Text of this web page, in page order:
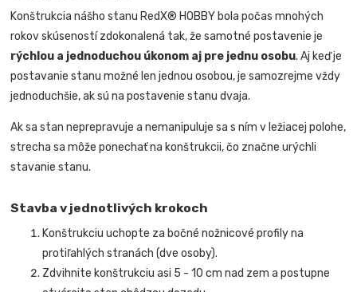
Konštrukcia nášho stanu RedX® HOBBY bola počas mnohých
rokov skúseností zdokonalená tak, že samotné postavenie je
rýchlou a jednoduchou úkonom aj pre jednu osobu. Aj keď je
postavanie stanu možné len jednou osobou, je samozrejme vždy
jednoduchšie, ak sú na postavenie stanu dvaja.
Ak sa stan neprepravuje a nemanipuluje sa s ním v ležiacej polohe,
strecha sa môže ponechať na konštrukcii, čo značne urýchli
stavanie stanu.
Stavba v jednotlivých krokoch
Konštrukciu uchopte za bočné nožnicové profily na
protiľahlých stranách (dve osoby).
Zdvihnite konštrukciu asi 5 - 10 cm nad zem a postupne